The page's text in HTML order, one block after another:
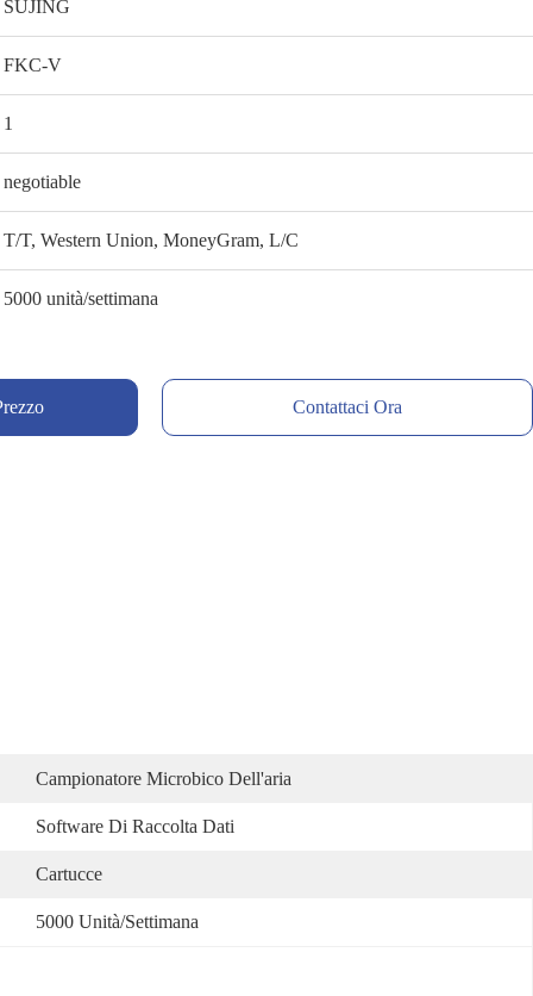
SUJING
FKC-V
1
negotiable
T/T, Western Union, MoneyGram, L/C
5000 unità/settimana
Contattaci Ora
Campionatore Microbico Dell'aria
Software Di Raccolta Dati
Cartucce
5000 Unità/settimana